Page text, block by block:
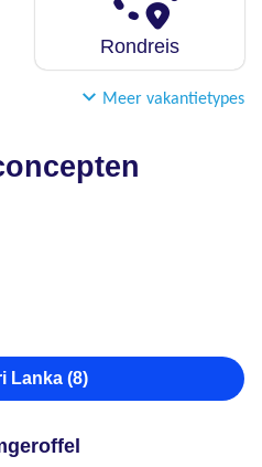
Rondreis
Meer vakantietypes
Lanka (8)